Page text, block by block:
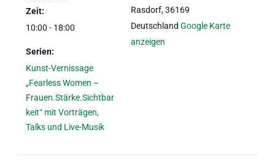
Zeit:
10:00 - 18:00
Serien:
Kunst-Vernissage
„Fearless Women –
Frauen.Stärke.Sichtbar
keit“ mit Vorträgen,
Talks und Live-Musik
Rasdorf, 36169
Deutschland Google Karte
anzeigen